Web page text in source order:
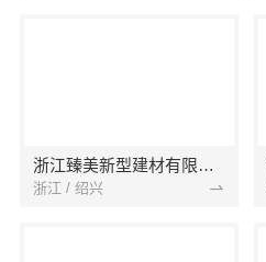
浙江臻美新型建材有限公司
浙江 / 绍兴